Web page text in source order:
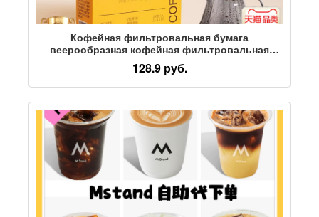
Кофейная фильтровальная бумага
веерообразная кофейная фильтровальная
бумага ручной заварки v60, коническая
кофейная фильтровальная бумага для
американских кофемашин
128.9 руб.